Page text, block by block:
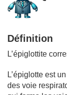
Définition
L’épiglottite
L’épiglotte est
des voie